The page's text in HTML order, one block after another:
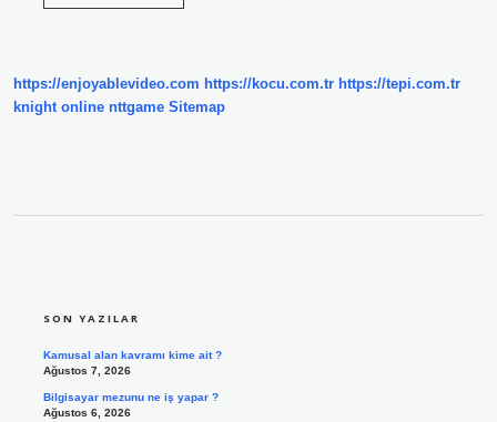
https://enjoyablevideo.com https://kocu.com.tr https://tepi.com.tr
knight online nttgame Sitemap
SON YAZILAR
Kamusal alan kavramı kime ait ?
Ağustos 7, 2026
Bilgisayar mezunu ne iş yapar ?
Ağustos 6, 2026